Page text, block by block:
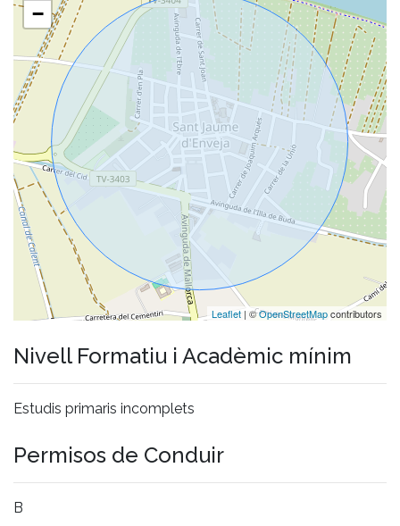
−
Leaflet | ©OpenStreetMapcontributors
Nivell Formatiu i Acadèmic mínim
Estudis primaris incomplets
Permisos de Conduir
B